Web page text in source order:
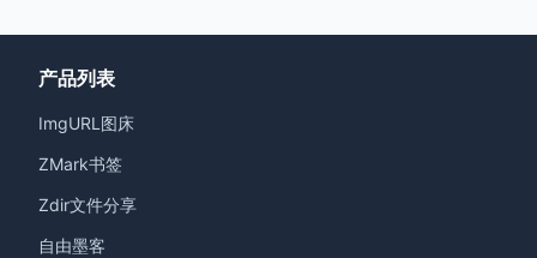
产品列表
ImgURL图床
ZMark书签
Zdir文件分享
自由墨客